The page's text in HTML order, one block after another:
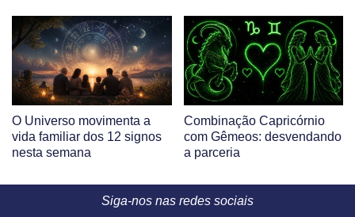
O Universo movimenta a
vida familiar dos 12 signos
nesta semana
Combinação Capricórnio
com Gêmeos: desvendando
a parceria
Siga-nos nas redes sociais